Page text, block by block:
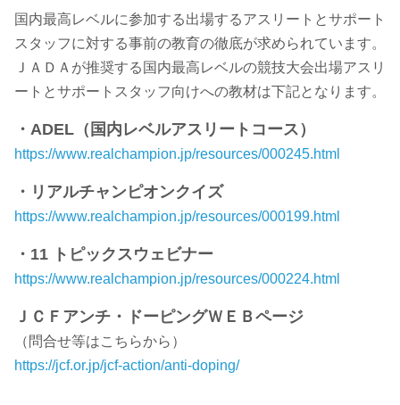
国内最高レベルに参加する出場するアスリートとサポート
スタッフに対する事前の教育の徹底が求められています。
ＪＡＤＡが推奨する国内最高レベルの競技大会出場アスリ
ートとサポートスタッフ向けへの教材は下記となります。
・ADEL（国内レベルアスリートコース）
https://www.realchampion.jp/resources/000245.html
・リアルチャンピオンクイズ
https://www.realchampion.jp/resources/000199.html
・11 トピックスウェビナー
https://www.realchampion.jp/resources/000224.html
ＪＣＦアンチ・ドーピングＷＥＢページ
（問合せ等はこちらから）
https://jcf.or.jp/jcf-action/anti-doping/